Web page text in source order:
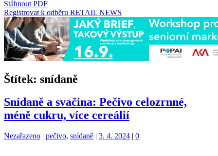
Stáhnout PDF
Registrovat k odběru RETAIL NEWS
Štítek: snídaně
Snídaně a svačina: Pečivo celozrnné,
méně cukru, více cereálií
Kategorie:
Nezařazeno | Štítky:
pečivo, snídaně | 3. 4. 2024 | 0